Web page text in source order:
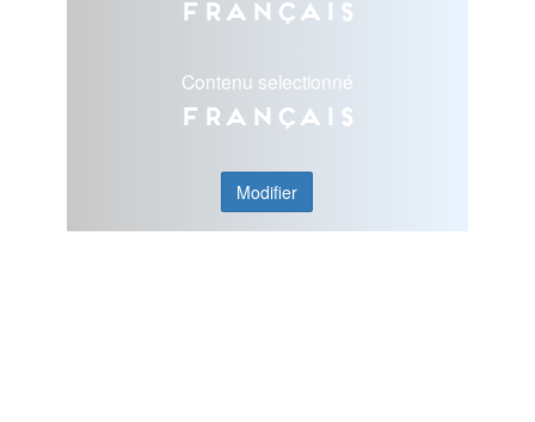
Français
Contenu selectionné
Français
Modifier